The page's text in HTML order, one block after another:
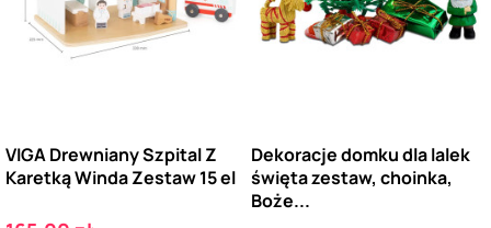
VIGA Drewniany Szpital Z
Karetką Winda Zestaw 15 el
Dekoracje domku dla lalek
święta zestaw, choinka,
Boże...